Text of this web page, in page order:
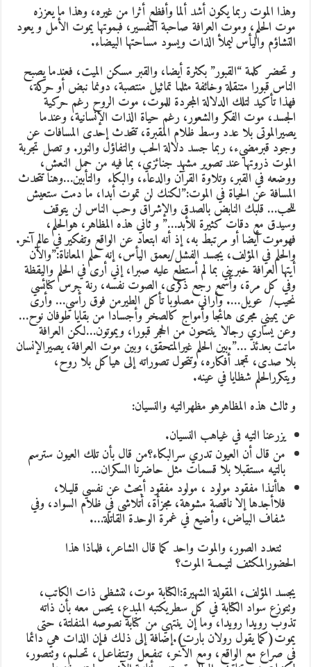
وهذا الموت ربما يكون أشد ألما وأفظع أثرا من غيره، وهذا ما يعززه
موت الحلم، وموت العرافة صاحبة التفسير، فبموتها يموت الأمل و يعود
التشاؤم واليأس ليملأ الذات ويسود مساحتها البيضاء.
و تحضر كلمة “القبور” بكثرة أيضا، والقبر مسكن الميت، فعندما يصبح
الناس قبورا متنقلة وخائفة مثلما تماثيل منتصبة، دونما نبض أو حركة،
فهذا تأكيد لتلك الدلالة المجردة للموت، موت الروح رغم حركية
الجسد، موت الفكر والشعور، رغم حياة الذات الإنسانية، وعندما
يصيرالموتى بلا عدد وسط ظلام المقبرة، تتحدث إحدى المسافات عن
وجود قبرمضيء، ربما جسد دلالة الحب والتفاؤل والنور. و تصل تجربة
الموت ذروتها عند تصوير مشهد جنائزي، بما فيه من حمل النعش،
ووضعه في القبر، وتلاوة القرآن والدعاء، والبكاء والتأبين…وهنا تتحدث
المسافة عن الحياة في الموت:”لكنك لن تموت أبدا، ما دمت ستعيش
للحب… قلبك النابض بالصدق والإشراق وحب الناس لن يتوقف
وسيدق مع دقات كثيرة للأبد…” و ثاني هذه المظاهر، هوالحلم،
فهوموت أيضا أو مرتبط به، إذ أنه ابتعاد عن الواقع وتفكير في عالم آخر.
والحلم في المؤلف، يجسد الفشل/يعمق اليأس، إنه حلم المعاناة:”والآن
أيتها العرافة خبريني بما لم أستطع عليه صبرا، إني أرى في الحلم واليقظة
وفي كل مرة، وأسمع رجع ذكرى، الصوت نفسه، رنة جرس كنائسي
نحيب/ عويل…. وأراني مصلوبا تأكل الطيرمن فوق رأسي… وأرى
عن يميني مجرى هائجا وأمواج كالصخر وأجسادا من بقايا طوفان نوح…
وعن يساري رجالا ينتحون من الحجر قبورا، ويموتون…لكن العرافة
ماتت بعدئذ …”.بين الحلم غيرالمتحقق، وبين موت العرافة، يصيرالإنسان
بلا صدى، تجمد أفكاره، وتتحول تصوراته إلى هياكل بلا روح،
ويتكررالحلم شظايا في عينه.
و ثالث هذه المظاهرهو مظهرالتيه والنسيان:
يزرعنا التيه في غياهب النسيان.
من قال أن العيون تدري سرالبكاء؟من قال بأن تلك العيون سترسم
بالتيه مستقبلا بلا قسمات مثل حاضرنا السكران…
هاأنـذا مفقود مولود ، مولود مفقود أبحث عن نفسي قليـلا،
فلاأجدها إلا ناقصة مشوهة، مجزأة، أتلاشى في ظلام السواد، وفي
شفاف البياض، وأضيع في غمرة الوحدة القاتلة….
تتعدد الصور، والموت واحد كما قال الشاعر، فلماذا هذا
الحضورالمكثف لتيـمــة الموت؟
يجسد المؤلف، المقولة الشهيرة:الكتابة موت، تتشظى ذات الكاتب،
وتتوزع سواد الكتابة في كل سطريكتبه المبدع، يحس معه بأن ذاته
تذوب رويدا رويدا، وما إن ينتهي من كتابة نصوصه المنفلتة، حتى
يموت(كما يقول رولان بارت).إضافة إلى ذلـك فـإن الذات هي دائما
في صراع مع الواقع، ومع الآخر، تنفـعل وتـتفاعـل، تحـلـم، وتتصور،